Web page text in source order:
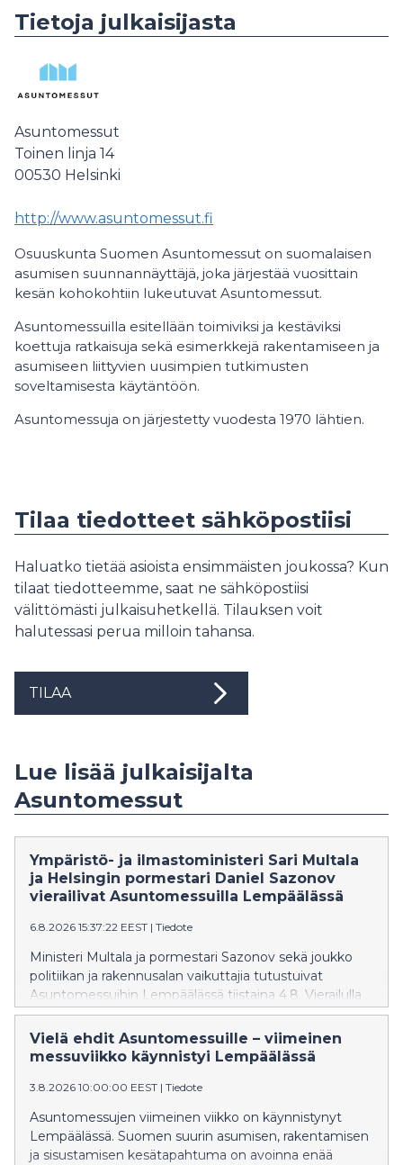
Tietoja julkaisijasta
Asuntomessut
Toinen linja 14
00530 Helsinki
http://www.asuntomessut.fi
Osuuskunta Suomen Asuntomessut on suomalaisen
asumisen suunnannäyttäjä, joka järjestää vuosittain
kesän kohokohtiin lukeutuvat Asuntomessut.
Asuntomessuilla esitellään toimiviksi ja kestäviksi
koettuja ratkaisuja sekä esimerkkejä rakentamiseen ja
asumiseen liittyvien uusimpien tutkimusten
soveltamisesta käytäntöön.
Asuntomessuja on järjestetty vuodesta 1970 lähtien.
Tilaa tiedotteet sähköpostiisi
Haluatko tietää asioista ensimmäisten joukossa? Kun
tilaat tiedotteemme, saat ne sähköpostiisi
välittömästi julkaisuhetkellä. Tilauksen voit
halutessasi perua milloin tahansa.
TILAA
Lue lisää julkaisijalta
Asuntomessut
Ympäristö- ja ilmastoministeri Sari Multala
ja Helsingin pormestari Daniel Sazonov
vierailivat Asuntomessuilla Lempäälässä
6.8.2026 15:37:22 EEST | Tiedote
Ministeri Multala ja pormestari Sazonov sekä joukko
politiikan ja rakennusalan vaikuttajia tutustuivat
Asuntomessuihin Lempäälässä tiistaina 4.8. Vierailulla
huomio kiinnittyi erityisesti pientaloasumisen
kysyntään, asuinalueiden suunnitteluun ja
rakentamisen ilmastoviisaisiin ratkaisuihin.
sunnuntaihin 9. elokuuta saakka.
Vielä ehdit Asuntomessuille – viimeinen
messuviikko käynnistyi Lempäälässä
3.8.2026 10:00:00 EEST | Tiedote
Asuntomessujen viimeinen viikko on käynnistynyt
Lempäälässä. Suomen suurin asumisen, rakentamisen
ja sisustamisen kesätapahtuma on avoinna enää